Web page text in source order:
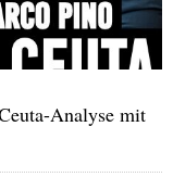
Analyse mit